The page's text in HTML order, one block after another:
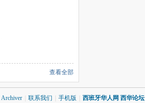
查看全部
Archiver 联系我们 手机版 西班牙华人网 西华论坛